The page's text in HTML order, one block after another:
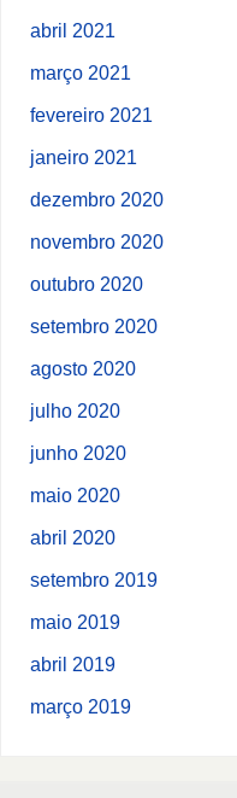
abril 2021
março 2021
fevereiro 2021
janeiro 2021
dezembro 2020
novembro 2020
outubro 2020
setembro 2020
agosto 2020
julho 2020
junho 2020
maio 2020
abril 2020
setembro 2019
maio 2019
abril 2019
março 2019